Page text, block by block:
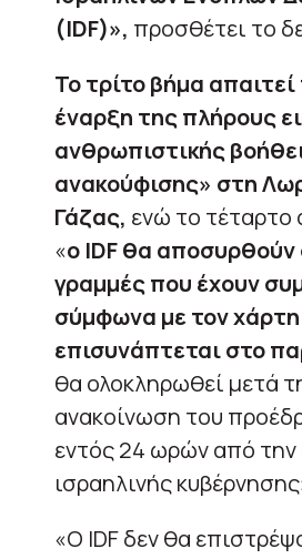
(IDF)», προσθέτει το
Το τρίτο βήμα
έναρξη της πλήρους
ανθρωπιστικής
ανακούφισης» στη
Γάζας, ενώ το τέταρτο
«ο IDF θα αποσυρθούν
γραμμές που έχουν
σύμφωνα με τον
επισυνάπτεται στο
θα ολοκληρωθεί μετά
ανακοίνωση του
εντός 24 ωρών από την
ισραηλινής
«Ο IDF δεν θα